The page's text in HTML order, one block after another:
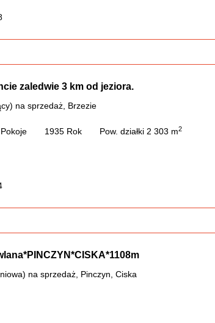
zaledwie 3 km od jeziora.
na sprzedaż, Brzezie
1935 Rok Pow. działki 2 303 m2
na sprzedaż, Pinczyn, Ciska